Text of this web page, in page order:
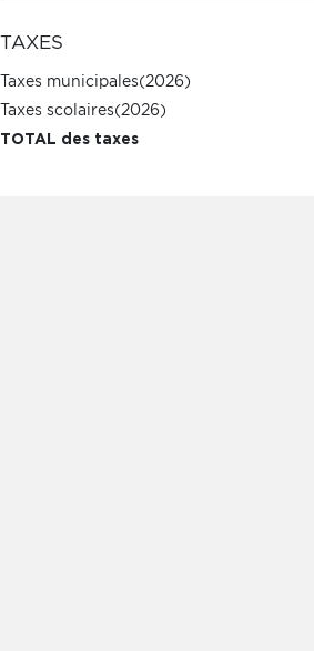
TAXES
Taxes municipales(2026)
Taxes scolaires(2026)
TOTAL des taxes